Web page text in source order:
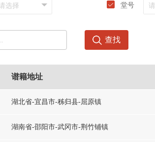
堂号
查找
谱籍地址
湖北省-宜昌市-秭归县-屈原镇
湖南省-邵阳市-武冈市-荆竹铺镇